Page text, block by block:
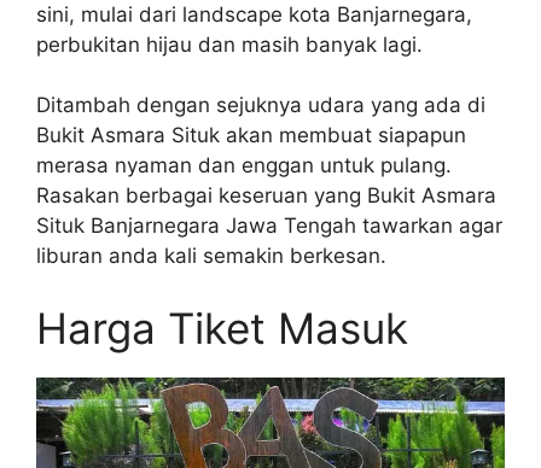
sini, mulai dari landscape kota Banjarnegara,
perbukitan hijau dan masih banyak lagi.
Ditambah dengan sejuknya udara yang ada di
Bukit Asmara Situk akan membuat siapapun
merasa nyaman dan enggan untuk pulang.
Rasakan berbagai keseruan yang Bukit Asmara
Situk Banjarnegara Jawa Tengah tawarkan agar
liburan anda kali semakin berkesan.
Harga Tiket Masuk